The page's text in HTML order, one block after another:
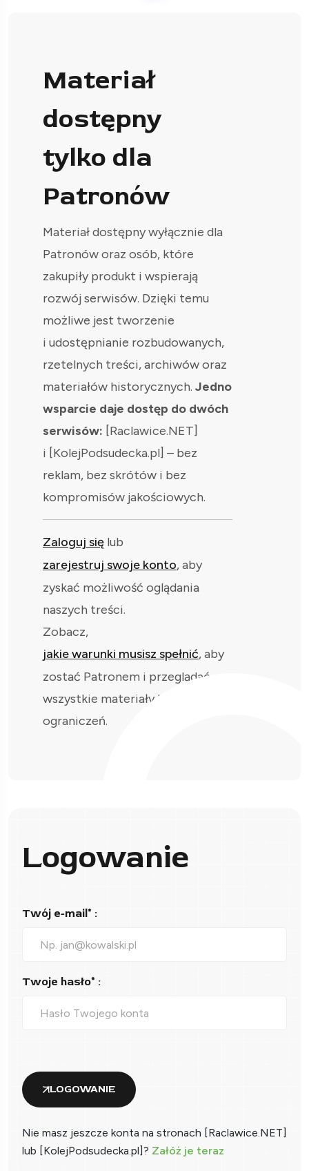
Materiał
dostępny
tylko dla
Patronów
Materiał dostępny wyłącznie dla
Patronów oraz osób, które
zakupiły produkt i wspierają
rozwój serwisów. Dzięki temu
możliwe jest tworzenie
i udostępnianie rozbudowanych,
rzetelnych treści, archiwów oraz
materiałów historycznych. Jedno
wsparcie daje dostęp do dwóch
serwisów: [Raclawice.NET]
i [KolejPodsudecka.pl] – bez
reklam, bez skrótów i bez
kompromisów jakościowych.
Zaloguj się lub
zarejestruj swoje konto, aby
zyskać możliwość oglądania
naszych treści.
Zobacz,
jakie warunki musisz spełnić, aby
zostać Patronem i przeglądać
wszystkie materiały bez
ograniczeń.
Logowanie
Twój e-mail* :
Twoje hasło* :
LOGOWANIE
Nie masz jeszcze konta na stronach [Raclawice.NET]
lub [KolejPodsudecka.pl]? Załóż je teraz